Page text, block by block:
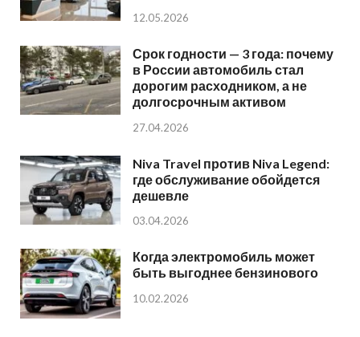
12.05.2026
Срок годности — 3 года: почему
в России автомобиль стал
дорогим расходником, а не
долгосрочным активом
27.04.2026
Niva Travel против Niva Legend:
где обслуживание обойдется
дешевле
03.04.2026
Когда электромобиль может
быть выгоднее бензинового
10.02.2026